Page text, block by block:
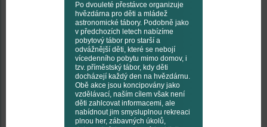
Po dvouleté přestávce organizuje
hvězdárna pro děti a mládež
astronomické tábory. Podobně jako
v předchozích letech nabízíme
pobytový tábor pro starší a
odvážnější děti, které se nebojí
vícedenního pobytu mimo domov, i
tzv. příměstský tábor, kdy děti
docházejí každý den na hvězdárnu.
Obě akce jsou koncipovány jako
vzdělávací, naším cílem však není
děti zahlcovat informacemi, ale
nabídnout jim smysluplnou rekreaci
plnou her, zábavných úkolů,